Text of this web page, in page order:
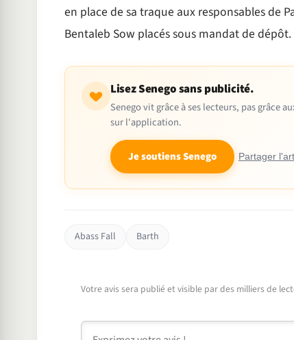
en place de sa traque aux responsables de
Bentaleb Sow placés sous mandat de dépôt.
Lisez Senego sans publicité.
Senego vit grâce à ses lecteurs, pas grâce
sur l'application.
Je soutiens Senego Partager
Abass Fall Barth
Votre avis sera publié et visible par des milliers de